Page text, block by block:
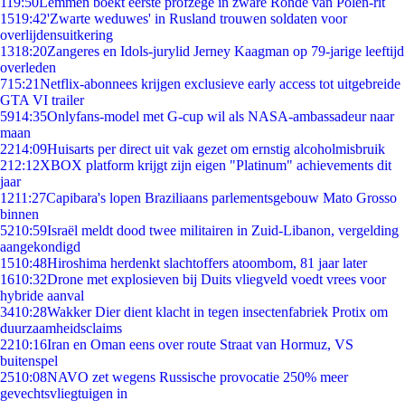
1519:42'Zwarte weduwes' in Rusland trouwen soldaten voor
overlijdensuitkering
1318:20Zangeres en Idols-jurylid Jerney Kaagman op 79-jarige leeftijd
overleden
715:21Netflix-abonnees krijgen exclusieve early access tot uitgebreide
GTA VI trailer
5914:35Onlyfans-model met G-cup wil als NASA-ambassadeur naar
maan
2214:09Huisarts per direct uit vak gezet om ernstig alcoholmisbruik
212:12XBOX platform krijgt zijn eigen "Platinum" achievements dit
jaar
1211:27Capibara's lopen Braziliaans parlementsgebouw Mato Grosso
binnen
5210:59Israël meldt dood twee militairen in Zuid-Libanon, vergelding
aangekondigd
1510:48Hiroshima herdenkt slachtoffers atoombom, 81 jaar later
1610:32Drone met explosieven bij Duits vliegveld voedt vrees voor
hybride aanval
3410:28Wakker Dier dient klacht in tegen insectenfabriek Protix om
duurzaamheidsclaims
2210:16Iran en Oman eens over route Straat van Hormuz, VS
buitenspel
2510:08NAVO zet wegens Russische provocatie 250% meer
gevechtsvliegtuigen in